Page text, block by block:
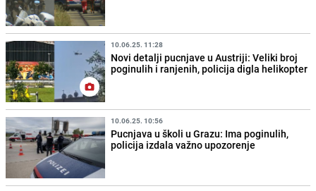
10.06.25. 11:28
Novi detalji pucnjave u Austriji: Veliki broj
poginulih i ranjenih, policija digla helikopter
10.06.25. 10:56
Pucnjava u školi u Grazu: Ima poginulih,
policija izdala važno upozorenje